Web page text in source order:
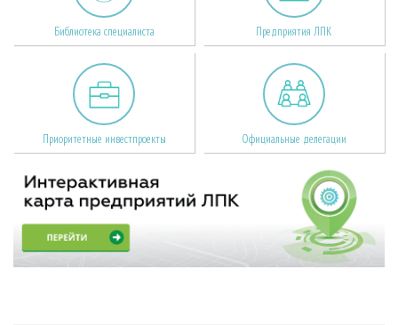
Библиотека специалиста Предприятия ЛПК
Приоритетные инвестпроекты Официальные делегации